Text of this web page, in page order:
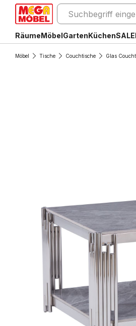
RäumeMöbelGartenKüchenSALE
Möbel Tische Couchtische Glas